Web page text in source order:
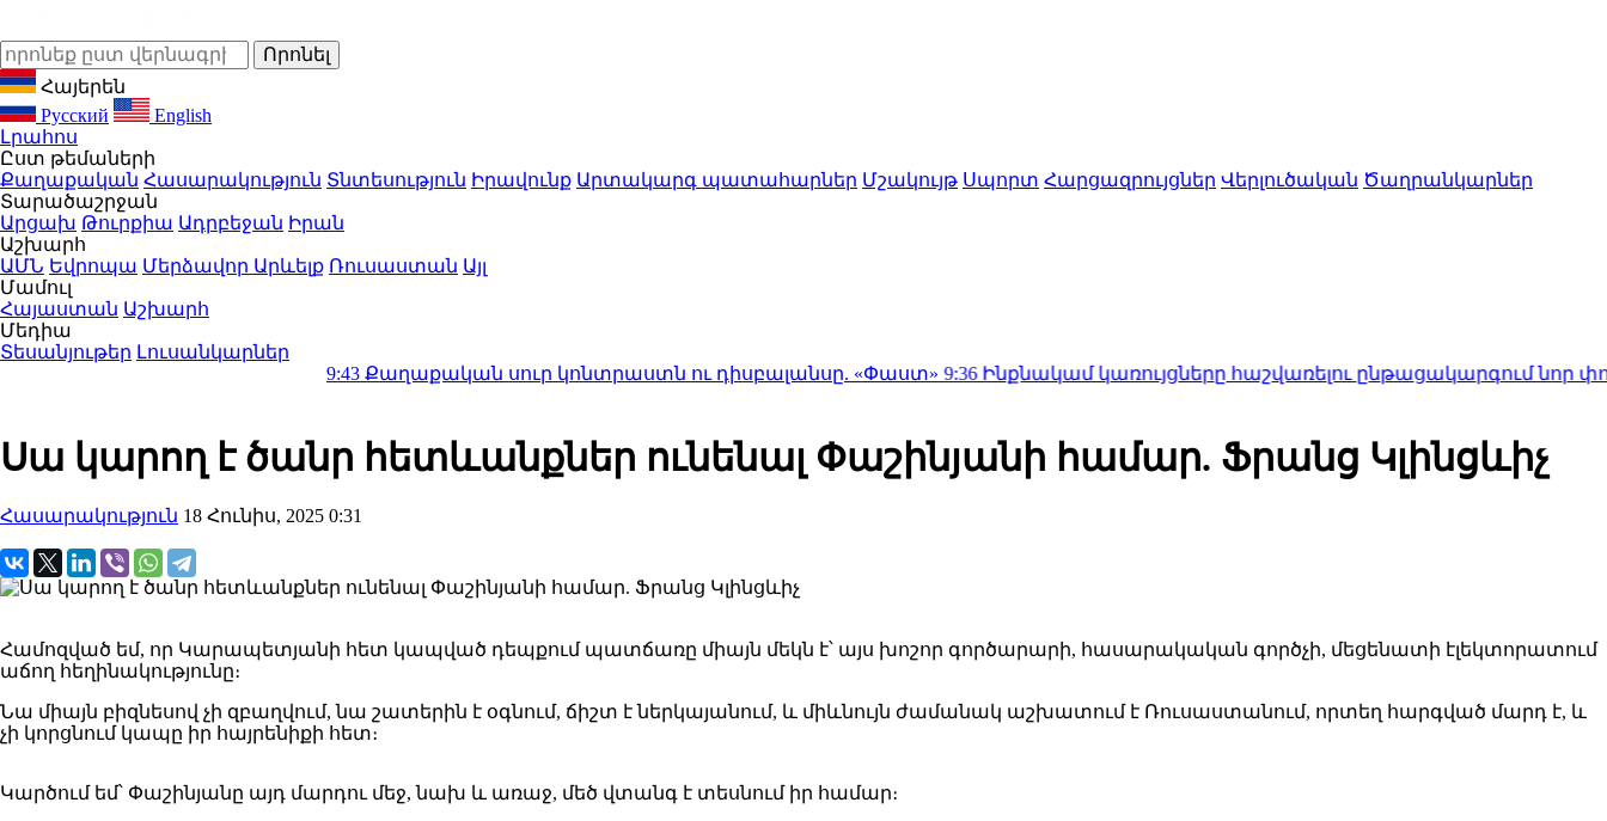
Հայերեն
Русский
English
Լրահոս
Ըստ թեմաների
Քաղաքական Հասարակություն Տնտեսություն Իրավունք Արտակարգ պատահարներ Մշակույթ Սպորտ Հարցազրույցներ Վերլուծական Ծաղրանկարներ
Տարածաշրջան
Արցախ Թուրքիա Ադրբեջան Իրան
Աշխարհ
ԱՄՆ Եվրոպա Մերձավոր Արևելք Ռուսաստան Այլ
Մամուլ
Հայաստան Աշխարհ
Մեդիա
Տեսանյութեր Լուսանկարներ
Քաղաքական սուր կոնտրաստն ու դիսբալանսը. «Փաստ»9:36Ինքնակամ կառույցները հաշվառելու ընթացակարգում նոր
Սա կարող է ծանր հետևանքներ ունենալ Փաշինյանի համար. Ֆրանց Կլինցևիչ
Հասարակություն 18 Հունիս, 2025 0:31
Համոզված եմ, որ Կարապետյանի հետ կապված դեպքում պատճառը միայն մեկն է՝ այս խոշոր գործարարի, հասարակական գործչի, մեցենատի էլեկտորատում
աճող հեղինակությունը։
Նա միայն բիզնեսով չի զբաղվում, նա շատերին է օգնում, ճիշտ է ներկայանում, և միևնույն ժամանակ աշխատում է Ռուսաստանում, որտեղ հարգված մարդ է, և
չի կորցնում կապը իր հայրենիքի հետ։
Կարծում եմ՝ Փաշինյանը այդ մարդու մեջ, նախ և առաջ, մեծ վտանգ է տեսնում իր համար։